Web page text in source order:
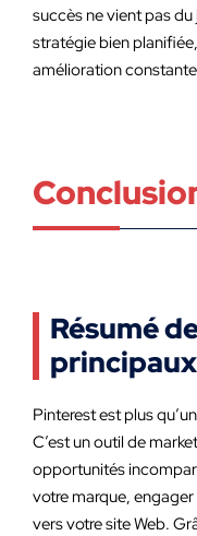
succès ne vient pas
stratégie bien
amélioration
Résumé
principaux
Pinterest est plus
C’est un outil de
opportunités
votre marque,
vers votre site Web.